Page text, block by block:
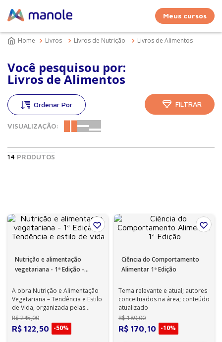
Meus cursos
Livros Livros de Nutrição Livros de Alimentos
Você pesquisou por:
Livros de Alimentos
VISUALIZAÇÃO:
FILTRAR
14 PRODUTOS
Nutrição e alimentação
vegetariana - 1ª Edição -
A obra Nutrição e Alimentação
Vegetariana – Tendência e Estilo
de Vida, organizada pelas
Doutoras Sonia Tucunduva,
Carol...
R$245,00
R$ 122 50 -50%
Ciência do Comportamento
Alimentar 1ª Edição
Tema relevante e atual; autores
conceituados na área; conteúdo
atualizado
R$189,00
R$ 170 10 -10%